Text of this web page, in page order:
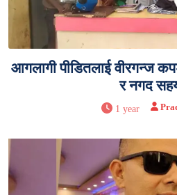
आगलागी पीडितलाई वीरगन्ज
र नगद
1 year